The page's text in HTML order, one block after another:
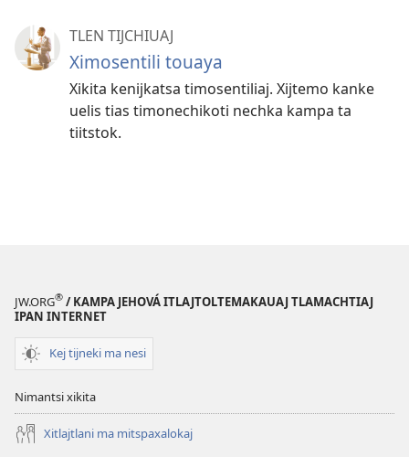
TLEN TIJCHIUAJ
Ximosentili touaya
Xikita kenijkatsa timosentiliaj. Xijtemo kanke
uelis tias timonechikoti nechka kampa ta
tiitstok.
JW.ORG® / KAMPA JEHOVÁ ITLAJTOLTEMAKAUAJ TLAMACHTIAJ
IPAN INTERNET
Kej tijneki ma nesi
Nimantsi xikita
Xitlajtlani ma mitspaxalokaj